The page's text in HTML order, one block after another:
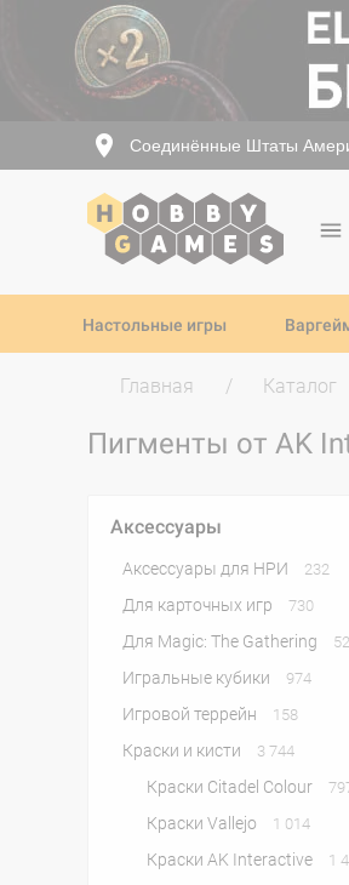
Соединённые Штаты
Настольные игры
Главная Каталог
Пигменты от AK
Аксессуары
Аксессуары для НРИ 232
Для карточных игр 730
Для Magic: The Gathering 52
Игральные кубики 974
Игровой террейн 158
Краски и кисти 3 744
Краски Citadel Colour
Краски Vallejo 1 014
Краски AK Interactive 1